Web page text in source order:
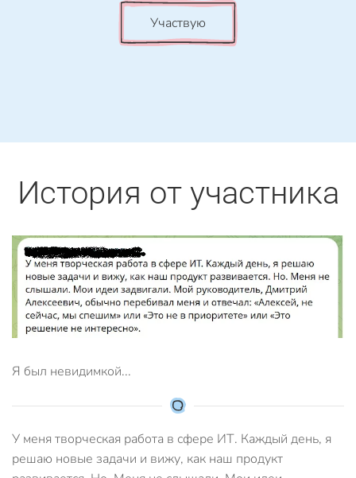
Участвую
История от участника
Я был невидимкой...
У меня творческая работа в сфере ИТ. Каждый день, я
решаю новые задачи и вижу, как наш продукт